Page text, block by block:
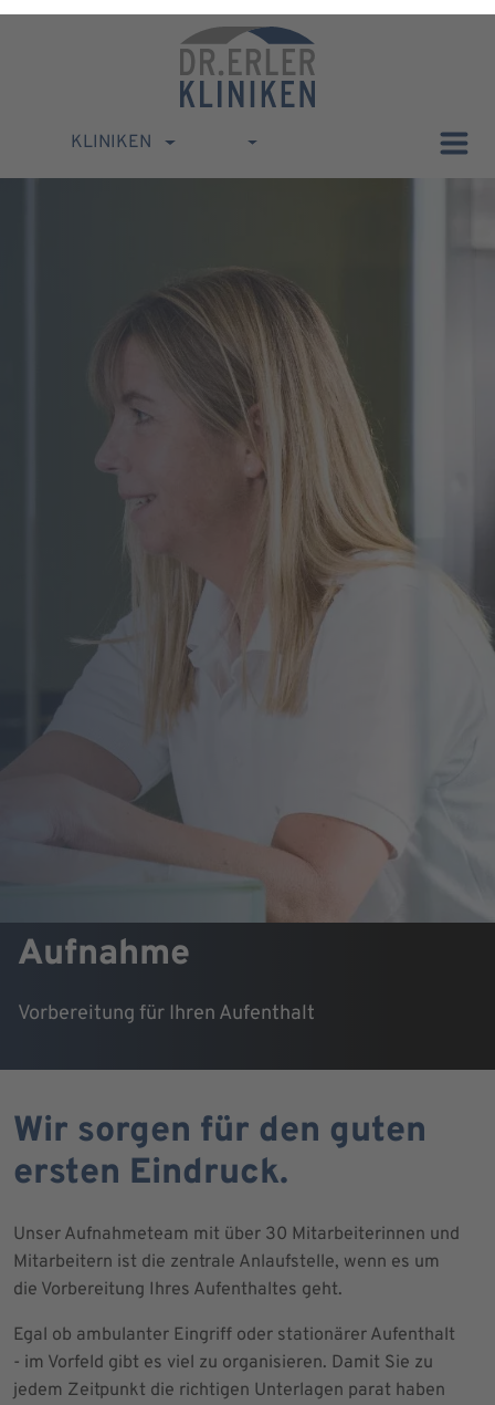
KLINIKEN
Aufnahme
Vorbereitung für Ihren Aufenthalt
Wir sorgen für den guten
ersten Eindruck.
Unser Aufnahmeteam mit über 30 Mitarbeiterinnen und
Mitarbeitern ist die zentrale Anlaufstelle, wenn es um
die Vorbereitung Ihres Aufenthaltes geht.
Egal ob ambulanter Eingriff oder stationärer Aufenthalt
- im Vorfeld gibt es viel zu organisieren. Damit Sie zu
jedem Zeitpunkt die richtigen Unterlagen parat haben